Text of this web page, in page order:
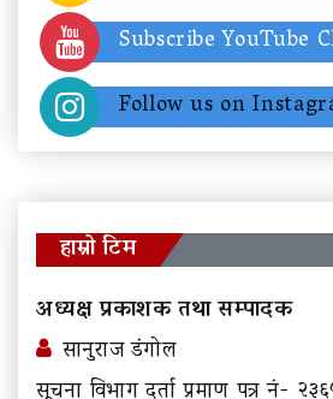
Subscribe YouTube
Follow us on
हाम्रो टिम
अध्यक्ष प्रकाशक तथा सम्पादक
सानुराज डंगोल